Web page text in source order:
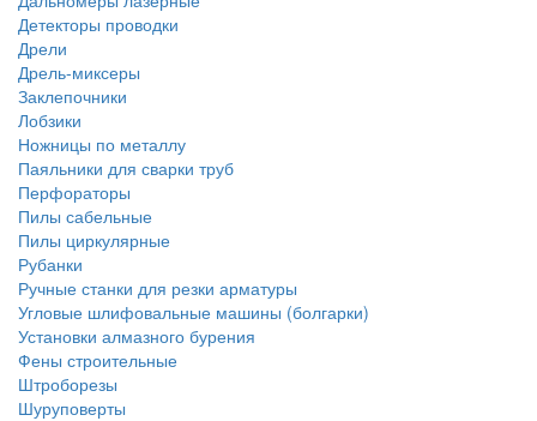
Детекторы проводки
Дрели
Дрель-миксеры
Заклепочники
Лобзики
Ножницы по металлу
Паяльники для сварки труб
Перфораторы
Пилы сабельные
Пилы циркулярные
Рубанки
Ручные станки для резки арматуры
Угловые шлифовальные машины (болгарки)
Установки алмазного бурения
Фены строительные
Штроборезы
Шуруповерты